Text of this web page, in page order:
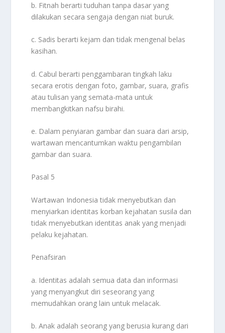
b. Fitnah berarti tuduhan tanpa dasar yang
dilakukan secara sengaja dengan niat buruk.
c. Sadis berarti kejam dan tidak mengenal belas
kasihan.
d. Cabul berarti penggambaran tingkah laku
secara erotis dengan foto, gambar, suara, grafis
atau tulisan yang semata-mata untuk
membangkitkan nafsu birahi.
e. Dalam penyiaran gambar dan suara dari arsip,
wartawan mencantumkan waktu pengambilan
gambar dan suara.
Pasal 5
Wartawan Indonesia tidak menyebutkan dan
menyiarkan identitas korban kejahatan susila dan
tidak menyebutkan identitas anak yang menjadi
pelaku kejahatan.
Penafsiran
a. Identitas adalah semua data dan informasi
yang menyangkut diri seseorang yang
memudahkan orang lain untuk melacak.
b. Anak adalah seorang yang berusia kurang dari